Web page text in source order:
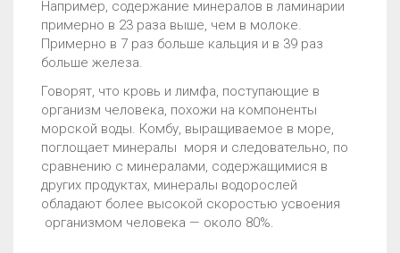
Например, содержание минералов в ламинарии
примерно в 23 раза выше, чем в молоке.
Примерно в 7 раз больше кальция и в 39 раз
больше железа.
Говорят, что кровь и лимфа, поступающие в
организм человека, похожи на компоненты
морской воды. Комбу, выращиваемое в море,
поглощает минералы моря и следовательно, по
сравнению с минералами, содержащимися в
других продуктах, минералы водорослей
обладают более высокой скоростью усвоения
организмом человека — около 80%.